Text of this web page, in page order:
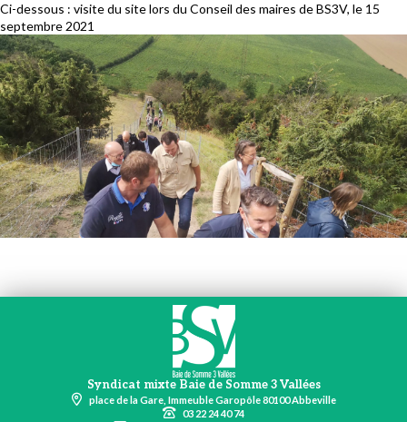
Ci-dessous : visite du site lors du Conseil des maires de BS3V, le 15
septembre 2021
Syndicat mixte Baie de Somme 3 Vallées
place de la Gare, Immeuble Garopôle 80100 Abbeville
03 22 24 40 74